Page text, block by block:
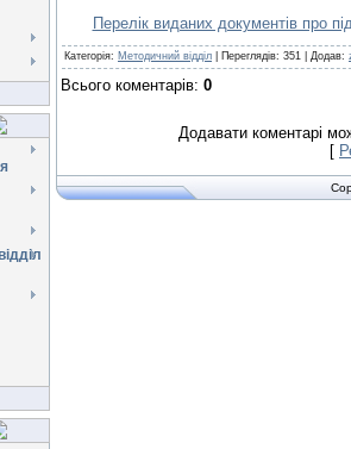
Перелік виданих документів про
Категорія: Методичний відділ Переглядів: 351 Додав:
Всього коментарів: 0
Додавати коментарі
[